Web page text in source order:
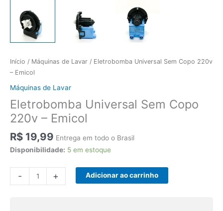
Início / Máquinas de Lavar / Eletrobomba Universal Sem Copo 220v
– Emicol
Máquinas de Lavar
Eletrobomba Universal Sem Copo
220v – Emicol
R$ 19,99 Entrega em todo o Brasil
Disponibilidade: 5 em estoque
-
Eletrobomba
Universal
+ Adicionar ao carrinho